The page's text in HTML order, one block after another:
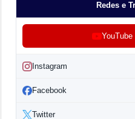
Redes e
Instagram
Facebook
Twitter